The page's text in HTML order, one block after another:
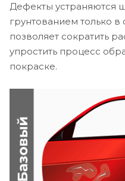
Дефекты устраняются
грунтованием только в
позволяет сократить
упростить процесс
покраске.